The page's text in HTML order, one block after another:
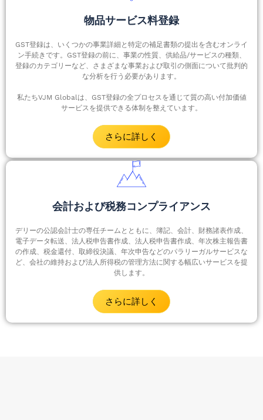
物品サービス料登録
GST登録は、いくつかの事業詳細と特定の補足書類の提出を含むオンライ
ン手続きです。GST登録の前に、事業の性質、供給品/サービスの種類、
登録のカテゴリーなど、さまざまな事業および取引の側面について批判的
な分析を行う必要があります。
私たちVJM Globalは、GST登録の全プロセスを通じて質の高い付加価値
サービスを提供できる体制を整えています。
さらに詳しく
会計および税務コンプライアンス
デリーの公認会計士の専任チームとともに、簿記、会計、財務諸表作成、
電子データ転送、法人税申告書作成、法人税申告書作成、年次株主報告書
の作成、税金還付、取締役決議、年次申告などのパラリーガルサービスな
ど、会社の維持および法人所得税の管理方法に関する幅広いサービスを提
供します。
さらに詳しく